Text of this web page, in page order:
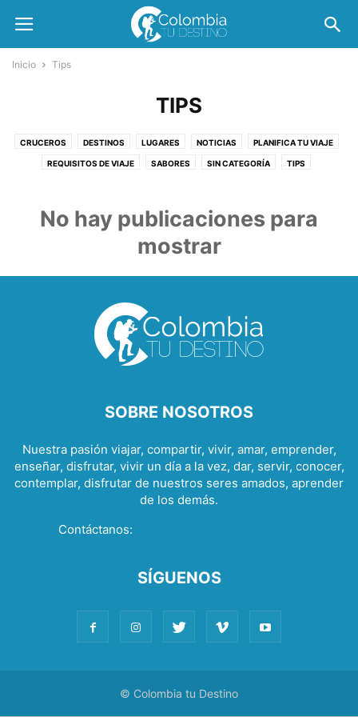
Inicio Tips
TIPS
CRUCEROS DESTINOS LUGARES NOTICIAS PLANIFICA TU VIAJE
REQUISITOS DE VIAJE SABORES SIN CATEGORÍA TIPS
No hay publicaciones para
mostrar
SOBRE NOSOTROS
Nuestra pasión viajar, compartir, vivir, amar, emprender,
enseñar, disfrutar, vivir un día a la vez, dar, servir, conocer,
contemplar, disfrutar de nuestros seres amados, aprender
de los demás.
Contáctanos:
SÍGUENOS
© Colombia tu Destino